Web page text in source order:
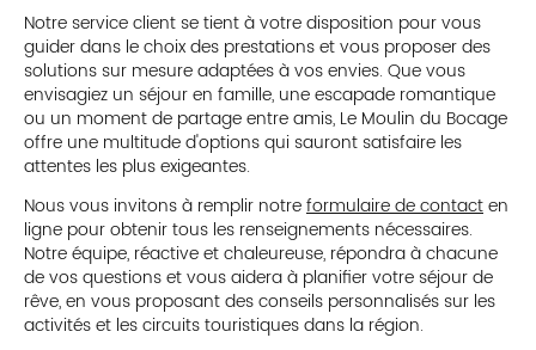
Notre service client se tient à votre disposition pour vous
guider dans le choix des prestations et vous proposer des
solutions sur mesure adaptées à vos envies. Que vous
envisagiez un séjour en famille, une escapade romantique
ou un moment de partage entre amis, Le Moulin du Bocage
offre une multitude d'options qui sauront satisfaire les
attentes les plus exigeantes.
Nous vous invitons à remplir notreformulaire de contacten
ligne pour obtenir tous les renseignements nécessaires.
Notre équipe, réactive et chaleureuse, répondra à chacune
de vos questions et vous aidera à planifier votre séjour de
rêve, en vous proposant des conseils personnalisés sur les
activités et les circuits touristiques dans la région.